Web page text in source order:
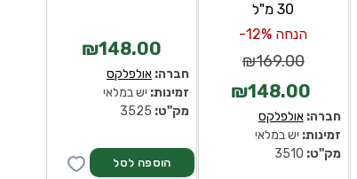
₪148.00
חברה:אולפלקס
זמינות: יש במלאי
מק''ט:
30 מ"ל
הנחה 12%-
₪169.00
₪148.00
חברה:אולפלקס
זמינות: יש במלאי
מק''ט: